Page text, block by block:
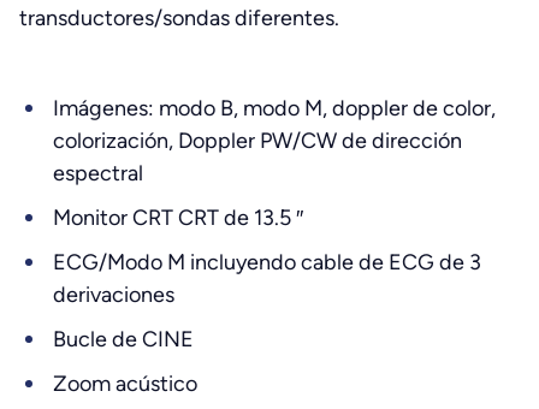
transductores/sondas diferentes.
Imágenes: modo B, modo M, doppler de color,
colorización, Doppler PW/CW de dirección
espectral
Monitor CRT CRT de 13.5 ″
ECG/Modo M incluyendo cable de ECG de 3
derivaciones
Bucle de CINE
Zoom acústico